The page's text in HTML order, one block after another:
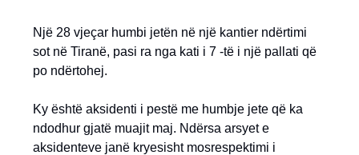
Një 28 vjeçar humbi jetën në një kantier ndërtimi
sot në Tiranë, pasi ra nga kati i 7 -të i një pallati që
po ndërtohej.
Ky është aksidenti i pestë me humbje jete që ka
ndodhur gjatë muajit maj. Ndërsa arsyet e
aksidenteve janë kryesisht mosrespektimi i